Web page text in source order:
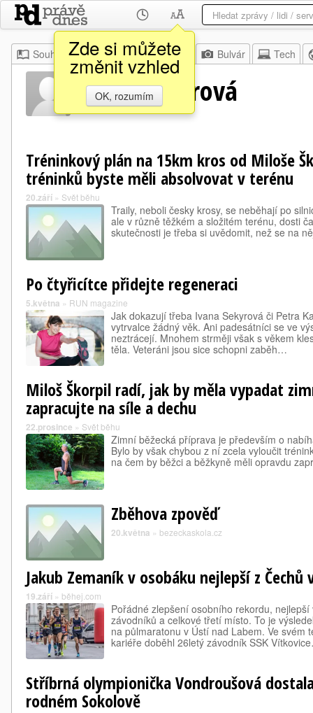
Zde si můžete
změnit vzhled
OK, rozumím
Souhrn Moje Z domova Bulvár Tech
Ivana Sekyrová
Tréninkový plán na 15km kros od Miloše
tréninků byste měli absolvovat v terénu
20.září » Svět běhu
Traily, neboli česky krosy, se neběhají po
ale v různě těžkém a složitém terénu, dosti
skutečnosti je třeba si uvědomit, než se na
Po čtyřicítce přidejte regeneraci
5.května » RUN magazine
Jak dokazují třeba Ivana Sekyrová či Petra
vytrvalce žádný věk. Ani padesátníci se ve
neztrácejí. Mnohem strměji však s věkem
těla. Veteráni jsou sice schopni zaběh…
Miloš Škorpil radí, jak by měla vypadat
zapracujte na síle a dechu
22.prosince » Svět běhu
Zimní běžecká příprava je především o
Bylo by však chybou z ní zcela vyloučit
na čem by běžci a běžkyně měli opravdu
Zběhova zpověď
20.května » bezeckaskola.cz
Jakub Zemaník v osobáku nejlepší z Čechů
19.září » běhej.com
Pořádné zlepšení osobního rekordu, nejlepší
závodníků a celkové třetí místo. To je
na půlmaratonu v Ústí nad Labem. Ve svém
kariéře doběhl 26letý závodník SSK
Stříbrná olympionička Vondroušová
rodném Sokolově